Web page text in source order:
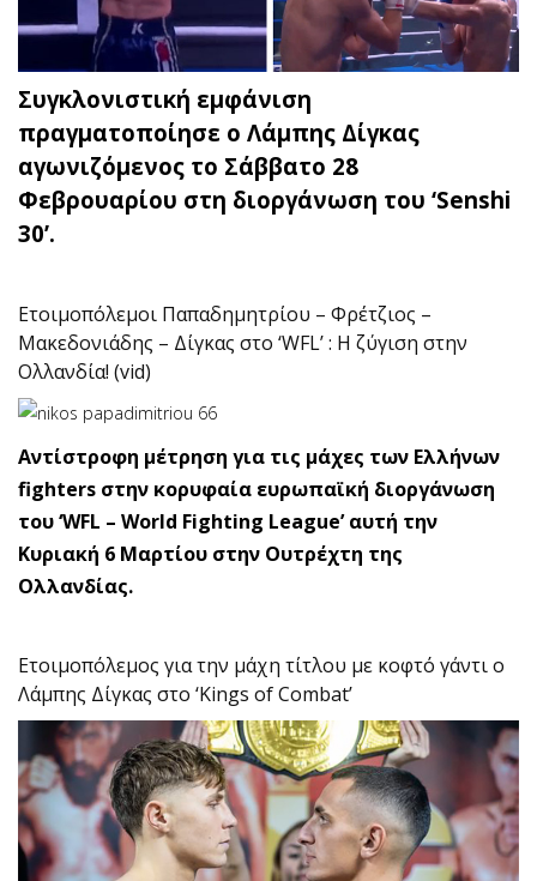
Συγκλονιστική εμφάνιση
πραγματοποίησε ο Λάμπης Δίγκας
αγωνιζόμενος το Σάββατο 28
Φεβρουαρίου στη διοργάνωση του ‘Senshi
30’.
Ετοιμοπόλεμοι Παπαδημητρίου – Φρέτζιος –
Μακεδονιάδης – Δίγκας στο ‘WFL’ : H ζύγιση στην
Ολλανδία! (vid)
Αντίστροφη μέτρηση για τις μάχες των Ελλήνων
fighters στην κορυφαία ευρωπαϊκή διοργάνωση
του ‘WFL – World Fighting League’ αυτή την
Κυριακή 6 Μαρτίου στην Ουτρέχτη της
Ολλανδίας.
Ετοιμοπόλεμος για την μάχη τίτλου με κοφτό γάντι ο
Λάμπης Δίγκας στο ‘Kings of Combat’